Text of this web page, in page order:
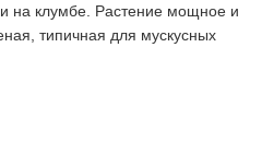
на клумбе. Растение мощное и
типичная для мускусных